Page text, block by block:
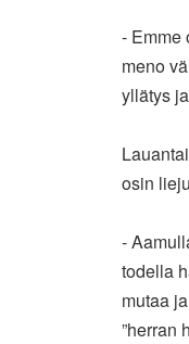
- Emme
meno
yllätys
osin
-
todella
mutaa
”herran